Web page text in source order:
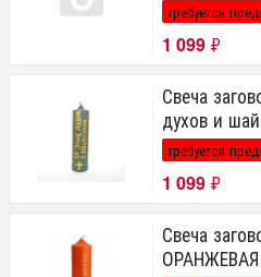
требуется
1 099 ₽
Свеча
духов и
требуется
1 099 ₽
Свеча
ОРАНЖЕВАЯ